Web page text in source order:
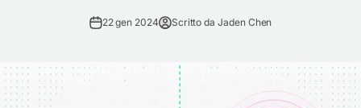
22 gen 2024 Scritto da Jaden Chen